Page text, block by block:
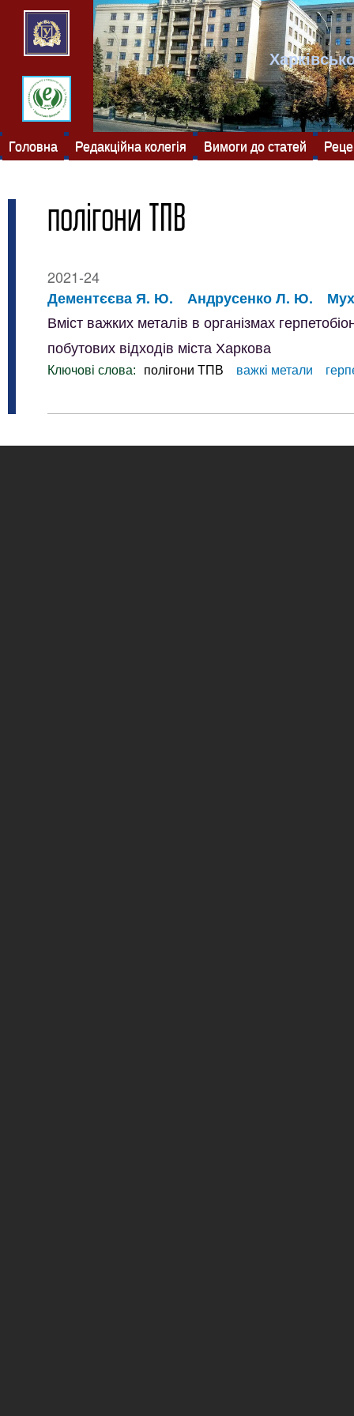
Головна Редакційна колегія Вимоги до статей
полігони ТПВ
2021-24
Дементєєва Я. Ю.
Андрусенко Л. Ю.
Вміст важких металів в організмах
побутових відходів міста Харкова
Ключові слова: полігони ТПВ важкі метали